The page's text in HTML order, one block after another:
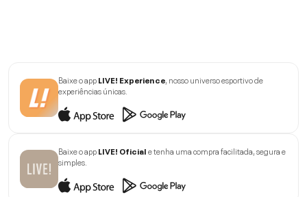
Baixe o appLIVE! Experience , nosso universo esportivo de
experiências únicas.
Baixe o appLIVE! Oficiale tenha uma compra facilitada, segura e
simples.